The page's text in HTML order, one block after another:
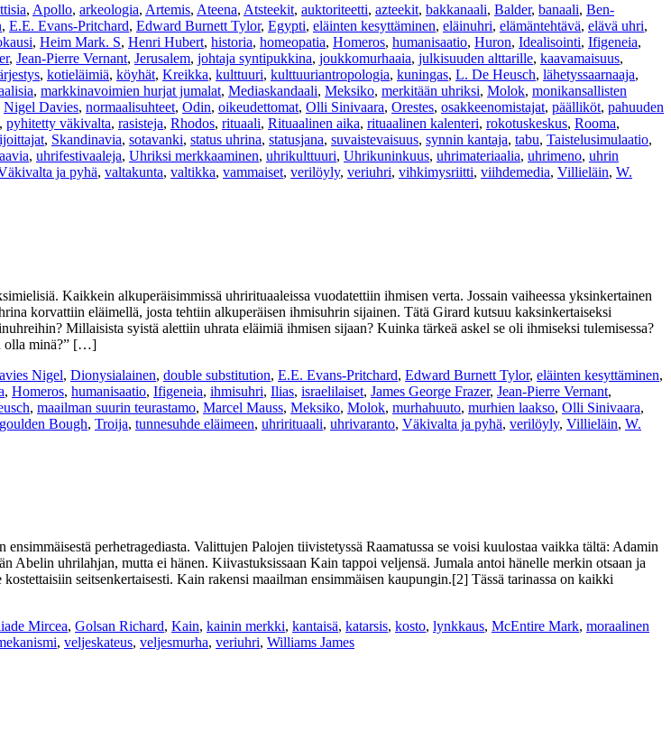
, Apollo, arkeologia, Artemis, Ateena, Atsteekit, auktoriteetti, azteekit, bakkanaali, Balder, banaali, Ben-
, E.E. Evans-Pritchard, Edward Burnett Tylor, Egypti, eläinten kesyttäminen, eläinuhri, elämäntehtävä, elävä uhri,
, Heim Mark. S, Henri Hubert, historia, homeopatia, Homeros, humanisaatio, Huron, Idealisointi, Ifigeneia,
, Jean-Pierre Vernant, Jerusalem, johtaja syntipukkina, joukkomurhaaia, julkisuuden alttarille, kaavamaisuus,
, kotieläimiä, köyhät, Kreikka, kulttuuri, kulttuuriantropologia, kuningas, L. De Heusch, lähetyssaarnaaja,
, markkinavoimien hurjat jumalat, Mediaskandaali, Meksiko, merkitään uhriksi, Molok, monikansallisten
Nigel Davies, normaalisuhteet, Odin, oikeudettomat, Olli Sinivaara, Orestes, osakkeenomistajat, päälliköt, pahuuden
, pyhitetty väkivalta, rasisteja, Rhodos, rituaali, Rituaalinen aika, rituaalinen kalenteri, rokotuskeskus, Rooma,
, Skandinavia, sotavanki, status uhrina, statusjana, suvaistevaisuus, synnin kantaja, tabu, Taistelusimulaatio,
, uhrifestivaaleja, Uhriksi merkkaaminen, uhrikulttuuri, Uhrikuninkuus, uhrimateriaalia, uhrimeno, uhrin
ja pyhä, valtakunta, valtikka, vammaiset, verilöyly, veriuhri, vihkimysriitti, viihdemedia, Villieläin, W.
Kaikkein alkuperäisimmissä uhrirituaaleissa vuodatettiin ihmisen verta. Jossain vaiheessa yksinkertainen
korvattiin eläimellä, josta tehtiin alkuperäisen ihmisuhrin sijainen. Tätä Girard kutsuu kaksinkertaiseksi
Millaisista syistä alettiin uhrata eläimiä ihmisen sijaan? Kuinka tärkeä askel se oli ihmiseksi tulemisessa?
olla minä?” […]
Nigel, Dionysialainen, double substitution, E.E. Evans-Pritchard, Edward Burnett Tylor, eläinten kesyttäminen,
, Homeros, humanisaatio, Ifigeneia, ihmisuhri, Ilias, israelilaiset, James George Frazer, Jean-Pierre Vernant,
, maailman suurin teurastamo, Marcel Mauss, Meksiko, Molok, murhahuuto, murhien laakso, Olli Sinivaara,
Bough, Troija, tunnesuhde eläimeen, uhrirituaali, uhrivaranto, Väkivalta ja pyhä, verilöyly, Villieläin, W.
perhetragediasta. Valittujen Palojen tiivistetyssä Raamatussa se voisi kuulostaa vaikka tältä: Adamin
uhrilahjan, mutta ei hänen. Kiivastuksissaan Kain tappoi veljensä. Jumala antoi hänelle merkin otsaan ja
seitsenkertaisesti. Kain rakensi maailman ensimmäisen kaupungin.[2] Tässä tarinassa on kaikki
Mircea, Golsan Richard, Kain, kainin merkki, kantaisä, katarsis, kosto, lynkkaus, McEntire Mark, moraalinen
, veljeskateus, veljesmurha, veriuhri, Williams James